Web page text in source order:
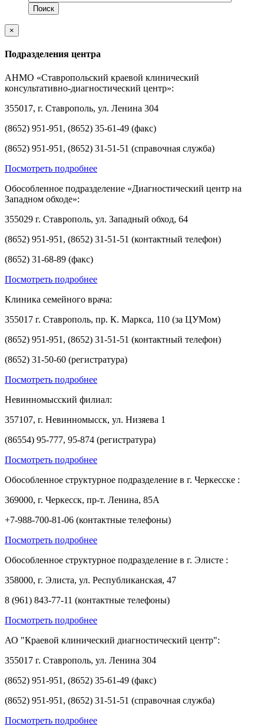
×
Подразделения центра
АНМО «Ставропольский краевой клинический
консультативно-диагностический центр»:
355017, г. Ставрополь, ул. Ленина 304
(8652) 951-951, (8652) 35-61-49 (факс)
(8652) 951-951, (8652) 31-51-51 (справочная служба)
Посмотреть подробнее
Обособленное подразделение «Диагностический центр на
Западном обходе»:
355029 г. Ставрополь, ул. Западный обход, 64
(8652) 951-951, (8652) 31-51-51 (контактный телефон)
(8652) 31-68-89 (факс)
Посмотреть подробнее
Клиника семейного врача:
355017 г. Ставрополь, пр. К. Маркса, 110 (за ЦУМом)
(8652) 951-951, (8652) 31-51-51 (контактный телефон)
(8652) 31-50-60 (регистратура)
Посмотреть подробнее
Невинномысский филиал:
357107, г. Невинномысск, ул. Низяева 1
(86554) 95-777, 95-874 (регистратура)
Посмотреть подробнее
Обособленное структурное подразделение в г. Черкесске :
369000, г. Черкесск, пр-т. Ленина, 85А
+7-988-700-81-06 (контактные телефоны)
Посмотреть подробнее
Обособленное структурное подразделение в г. Элисте :
358000, г. Элиста, ул. Республиканская, 47
8 (961) 843-77-11 (контактные телефоны)
Посмотреть подробнее
АО "Краевой клинический диагностический центр":
355017 г. Ставрополь, ул. Ленина 304
(8652) 951-951, (8652) 35-61-49 (факс)
(8652) 951-951, (8652) 31-51-51 (справочная служба)
Посмотреть подробнее